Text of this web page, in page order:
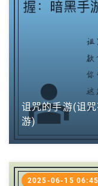
诅咒的手游(诅
游)
2025-06-15